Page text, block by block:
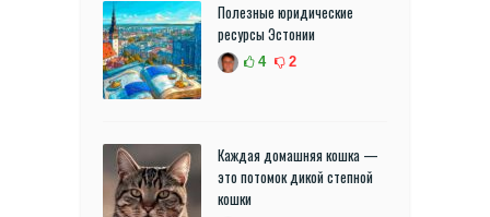
Полезные юридические
ресурсы Эстонии
4 2
Каждая домашняя кошка —
это потомок дикой степной
кошки